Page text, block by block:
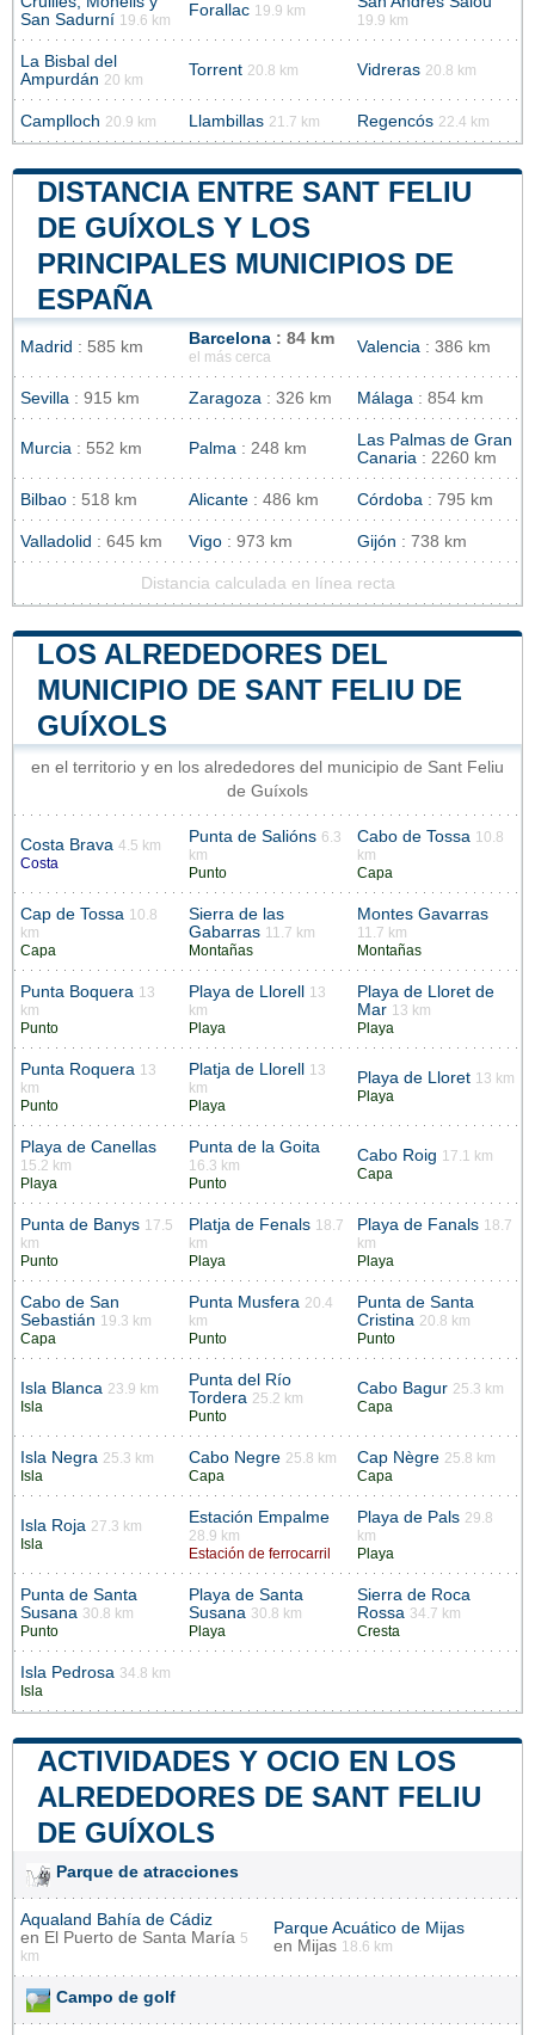
San Sadurní 19.6 km
Forallac 19.9 km
19.9 km
La Bisbal del
Ampurdán 20 km
Torrent 20.8 km Vidreras 20.8 km
Camplloch 20.9 km Llambillas 21.7 km Regencós 22.4 km
DISTANCIA ENTRE SANT FELIU
DE GUÍXOLS Y LOS
PRINCIPALES MUNICIPIOS DE
ESPAÑA
Madrid : 585 km Barcelona : 84 km
el más cerca
Valencia : 386 km
Sevilla : 915 km Zaragoza : 326 km Málaga : 854 km
Murcia : 552 km Palma : 248 km
Las Palmas de Gran
Canaria : 2260 km
Bilbao : 518 km Alicante : 486 km Córdoba : 795 km
Valladolid : 645 km Vigo : 973 km Gijón : 738 km
Distancia calculada en línea recta
LOS ALREDEDORES DEL
MUNICIPIO DE SANT FELIU DE
GUÍXOLS
en el territorio y en los alrededores del municipio de Sant Feliu
de Guíxols
Costa Brava 4.5 km
Costa
Punta de Salións 6.3
km
Punto
Cabo de Tossa 10.8
km
Capa
Cap de Tossa 10.8
km
Capa
Sierra de las
Gabarras 11.7 km
Montañas
Montes Gavarras
11.7 km
Montañas
Punta Boquera 13
km
Punto
Playa de Llorell
13
km
Playa
Playa de Lloret de
Mar 13 km
Playa
Punta Roquera 13
km
Punto
Platja de Llorell
13
km
Playa
Playa de Lloret 13 km
Playa
Playa de Canellas
15.2 km
Playa
Punta de la Goita
16.3 km
Punto
Cabo Roig 17.1 km
Capa
Punta de Banys 17.5
km
Punto
Platja de Fenals 18.7
km
Playa
Playa de Fanals 18.7
km
Playa
Cabo de San
Sebastián 19.3 km
Capa
Punta Musfera 20.4
km
Punto
Punta de Santa
Cristina 20.8 km
Punto
Isla Blanca 23.9 km
Isla
Punta del Río
Tordera 25.2 km
Punto
Cabo Bagur 25.3 km
Capa
Isla Negra 25.3 km
Isla
Cabo Negre 25.8 km
Capa
Cap Nègre 25.8 km
Capa
Isla Roja 27.3 km
Isla
Estación Empalme
28.9 km
Estación de ferrocarril
Playa de Pals 29.8
km
Playa
Punta de Santa
Susana 30.8 km
Punto
Playa de Santa
Susana 30.8 km
Playa
Sierra de Roca
Rossa 34.7 km
Cresta
Isla Pedrosa 34.8 km
Isla
ACTIVIDADES Y OCIO EN LOS
ALREDEDORES DE SANT FELIU
DE GUÍXOLS
Parque de atracciones
Aqualand Bahía de Cádiz
en El Puerto de Santa María 5
km
Parque Acuático de Mijas
en Mijas 18.6 km
Campo de golf